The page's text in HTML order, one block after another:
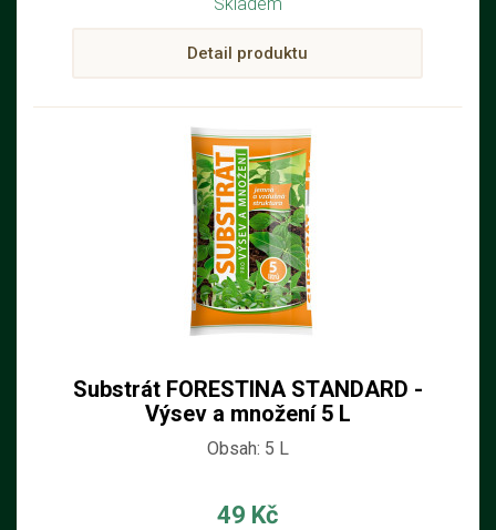
Detail produktu
Substrát FORESTINA STANDARD -
Výsev a množení 5 L
Obsah: 5 L
49 Kč